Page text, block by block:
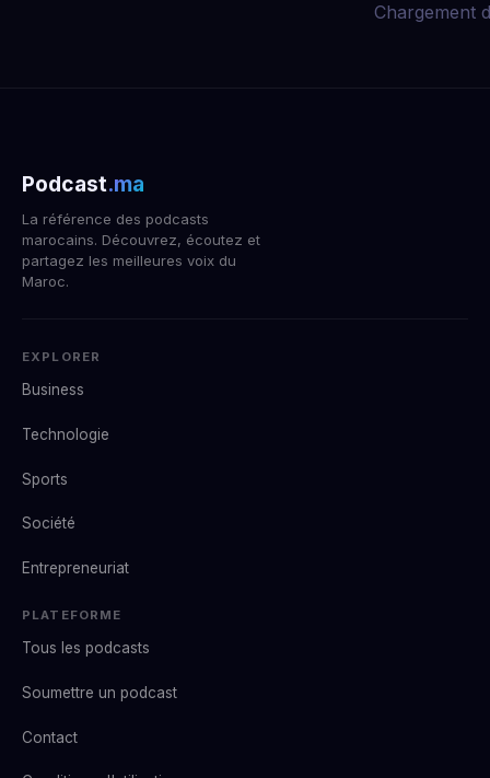
Chargement
Podcast.ma
La référence des podcasts
marocains. Découvrez, écoutez et
partagez les meilleures voix du
Maroc.
EXPLORER
Business
Technologie
Sports
Société
Entrepreneuriat
PLATEFORME
Tous les podcasts
Soumettre un podcast
Contact